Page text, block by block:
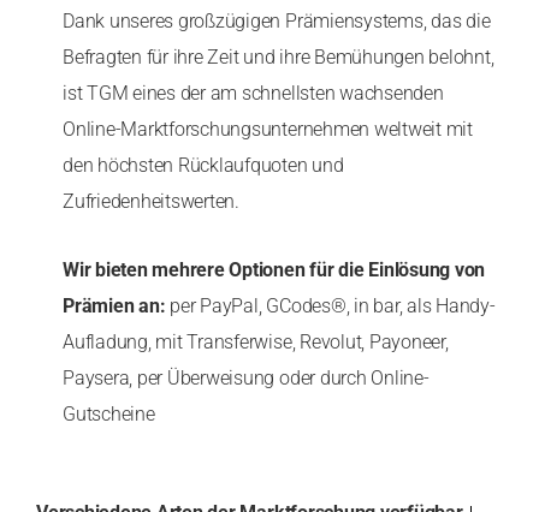
Dank unseres großzügigen Prämiensystems, das die
Befragten für ihre Zeit und ihre Bemühungen belohnt,
ist TGM eines der am schnellsten wachsenden
Online-Marktforschungsunternehmen weltweit mit
den höchsten Rücklaufquoten und
Zufriedenheitswerten.
Wir bieten mehrere Optionen für die Einlösung von
Prämien an: per PayPal, GCodes®, in bar, als Handy-
Aufladung, mit Transferwise, Revolut, Payoneer,
Paysera, per Überweisung oder durch Online-
Gutscheine